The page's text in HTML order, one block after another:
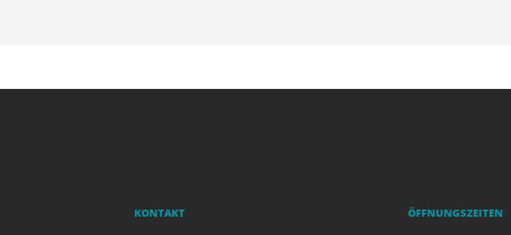
KONTAKT ÖFFNUNGSZEITEN